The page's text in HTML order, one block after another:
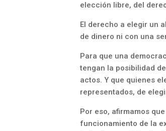
elección libre, del
El derecho a elegir un
de dinero ni con una
Para que una
tengan la posibilidad
actos. Y que quienes
representados, de
Por eso, afirmamos
funcionamiento de la